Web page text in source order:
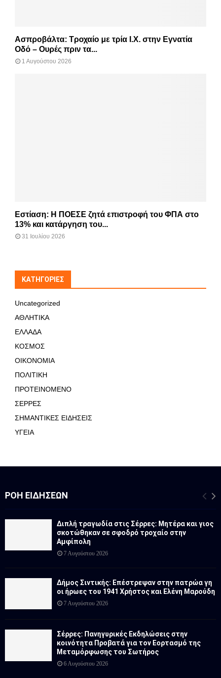
Ασπροβάλτα: Τροχαίο με τρία Ι.Χ. στην Εγνατία
Οδό – Ουρές πριν τα...
1 Αυγούστου 2026
Εστίαση: Η ΠΟΕΣΕ ζητά επιστροφή του ΦΠΑ στο
13% και κατάργηση του...
31 Ιουλίου 2026
KΑΤΗΓΟΡΊΕΣ
Uncategorized
ΑΘΛΗΤΙΚΑ
ΕΛΛΑΔΑ
ΚΟΣΜΟΣ
ΟΙΚΟΝΟΜΙΑ
ΠΟΛΙΤΙΚΗ
ΠΡΟΤΕΙΝΟΜΕΝΟ
ΣΕΡΡΕΣ
ΣΗΜΑΝΤΙΚΕΣ ΕΙΔΗΣΕΙΣ
ΥΓΕΙΑ
ΡΟΉ ΕΙΔΉΣΕΩΝ
Διπλή τραγωδία στις Σέρρες: Μητέρα και γιος
σκοτώθηκαν σε σφοδρό τροχαίο στην
Αμφίπολη
7 Αυγούστου 2026
Δήμος Σιντικής: Επέστρεψαν στην πατρώα γη
οι ήρωες του 1941 Χρήστος και Ελένη Μαρούδη
7 Αυγούστου 2026
Σέρρες: Πανηγυρικές Εκδηλώσεις στην
κοινότητα Προβατά για τον Εορτασμό της
Μεταμόρφωσης του Σωτήρος
6 Αυγούστου 2026